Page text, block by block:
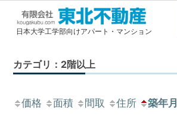
有
会
東
日本大学工学部向けアパート・マンション
カテゴリ：2階以上
価格 面積 間取 住所 築年月